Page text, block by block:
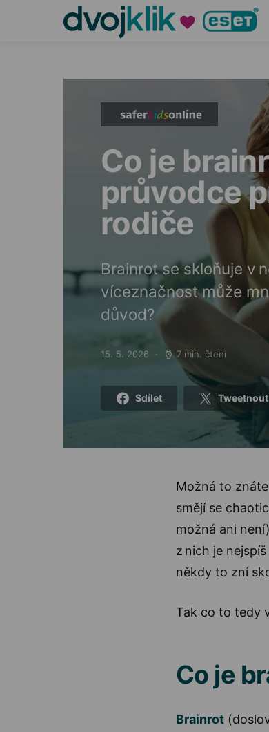
Co je
průvodce
rodiče
Brainrot se skloňuje v
víceznačnost může
důvod?
Posted on
15. 5. 2026 7 min. čtení
Sdílet Tweetnout
Možná to
smějí se
možná ani
z nich je nejspíš
někdy to zní
Tak co to tedy
Co je
Brainrot